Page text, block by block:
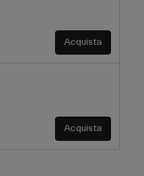
Acquista
Acquista